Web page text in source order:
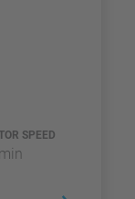
SPEED